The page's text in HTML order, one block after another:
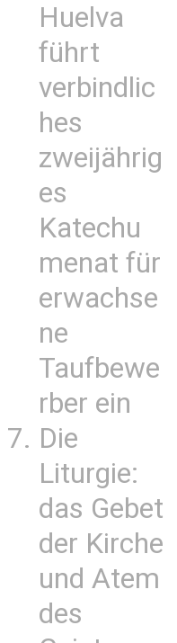
Huelva
führt
verbindlic
hes
zweijährig
es
Katechu
menat für
erwachse
ne
Taufbewe
rber ein
Die
Liturgie:
das Gebet
der Kirche
und Atem
des